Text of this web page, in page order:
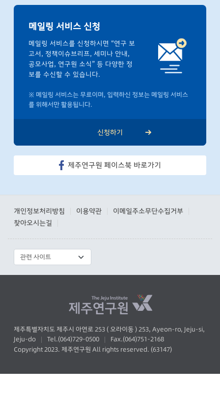
메일링 서비스 신청
메일링 서비스를 신청하시면 “연구 보
고서, 정책이슈브리프, 세미나 안내,
공모사업, 연구원 소식” 등 다양한 정
보를 수신할 수 있습니다.
※ 메일링 서비스는 무료이며, 입력하신 정보는 메일링 서비스
를 위해서만 활용됩니다.
신청하기
제주연구원 페이스북 바로가기
개인정보처리방침 이용약관 이메일주소무단수집거부
찾아오시는길
제주특별자치도 제주시 아연로 253 ( 오라이동 ) 253, Ayeon-ro, Jeju-si,
Jeju-do
Tel.(064)729-0500
Fax.(064)751-2168
Copyright 2023. 제주연구원 All rights reserved. (63147)